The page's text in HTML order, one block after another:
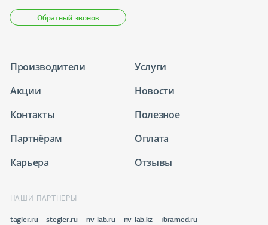
Обратный звонок
Производители
Услуги
Акции
Новости
Контакты
Полезное
Партнёрам
Оплата
Карьера
Отзывы
НАШИ ПАРТНЕРЫ
tagler.ru stegler.ru nv-lab.ru nv-lab.kz ibramed.ru